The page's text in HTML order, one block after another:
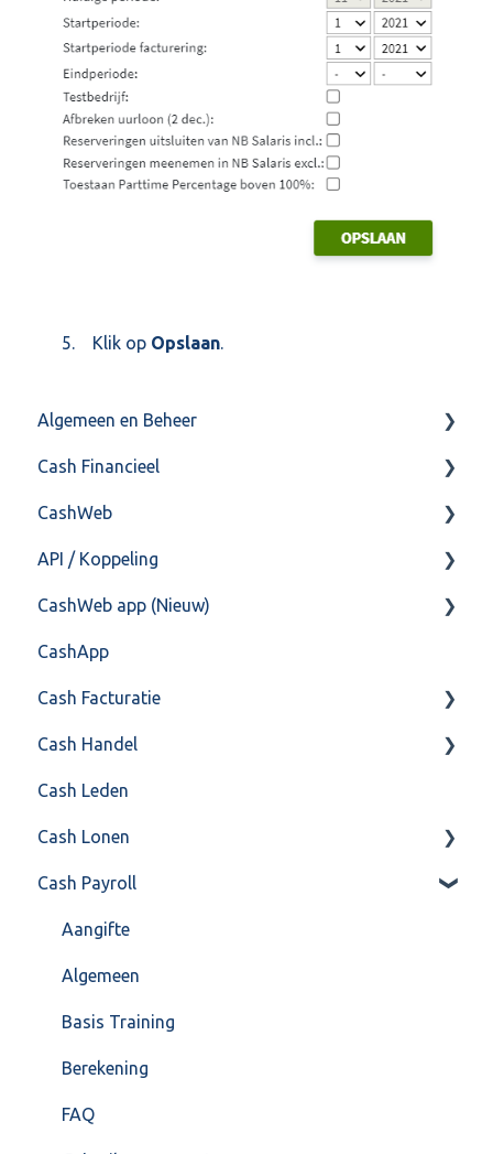
5. Klik op Opslaan.
Algemeen en Beheer
Bank(koppeling)
Import/Export
Postbus
Training & Consultancy
Overig
Cash Financieel
Boekhoud
Fiscaal
Overig
CashWeb
CashHero Layout
Mailen vanuit CASHWeb
Algemeen gebruik
API / Koppeling
Algemeen
Api 3.0 (SOAP API)
API 4.0 (REST API)
CashWeb app (Nieuw)
Veel gestelde vragen
CashApp
Cash Facturatie
Factureren
Instellingen
Algemeen
Formulierlayout
Cash Handel
Inkoop
Verkoop
Voorraad
Overig
VoorraadService & Onderhoud
Cash Leden
Cash Lonen
Algemeen
Inrichting
Jaarafsluiting
Salarisberekening
Overig
FAQ – Beëindiging CASH Lonen en overstap naar
Cash Payroll
Aangifte
Algemeen
Basis Training
Berekening
FAQ